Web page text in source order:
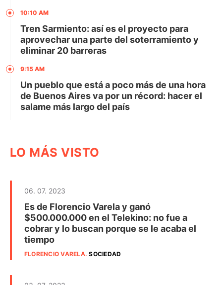
10:10 AM
Tren Sarmiento: así es el proyecto para
aprovechar una parte del soterramiento y
eliminar 20 barreras
9:15 AM
Un pueblo que está a poco más de una hora
de Buenos Aires va por un récord: hacer el
salame más largo del país
LO MÁS VISTO
06. 07. 2023
Es de Florencio Varela y ganó
$500.000.000 en el Telekino: no fue a
cobrar y lo buscan porque se le acaba el
tiempo
FLORENCIO VARELA.SOCIEDAD